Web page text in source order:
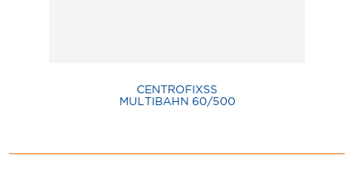
CENTROFIXSS
MULTIBAHN 60/500